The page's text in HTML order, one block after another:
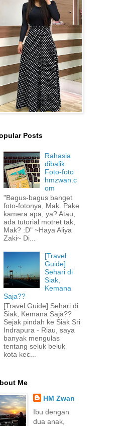
Posts
Rahasia
dibalik
Foto-foto
hmzwan.c
om
"Bagus-bagus banget
foto-fotonya, Mak. Pake
kamera apa, ya? Atau,
ada tutorial motret tak,
Mak? :D" ~Haya Aliya
Zaki~ Di...
[Travel
Guide]
Sehari di
Siak,
Kemana
Saja??
[Travel Guide] Sehari di
Siak, Kemana Saja??
Sejak pindah ke Siak Sri
Indrapura - Riau, saya
banyak mengulas
tentang seluk beluk
kota kec...
Me
HM Zwan
Ibu dengan
dua anak,